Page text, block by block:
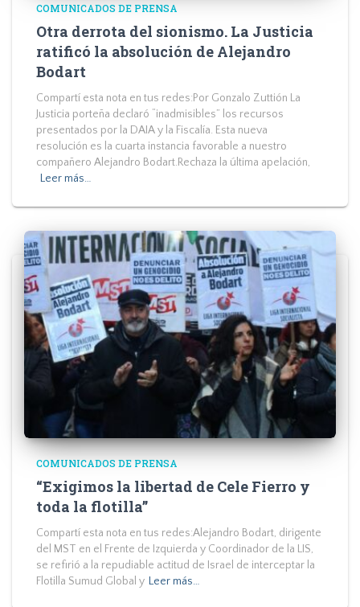
COMUNICADOS DE PRENSA
Otra derrota del sionismo. La Justicia
ratificó la absolución de Alejandro
Bodart
Compartí esta nota en tus redes:Por Gonzalo Zuttión La
Justicia porteña declaró “inadmisibles” los recursos
presentados por la DAIA y la Fiscalía. Esta nueva
resolución es la cuarta instancia favorable a nuestro
compañero Alejandro Bodart.Rechaza la última apelación,
Leer más…
COMUNICADOS DE PRENSA
“Exigimos la libertad de Cele Fierro y
toda la flotilla”
Compartí esta nota en tus redes:Alejandro Bodart, dirigente
del MST en el Frente de Izquierda y Coordinador de la LIS,
se refirió a la repudiable actitud de Israel de interceptar la
Flotilla Sumud Global y Leer más…